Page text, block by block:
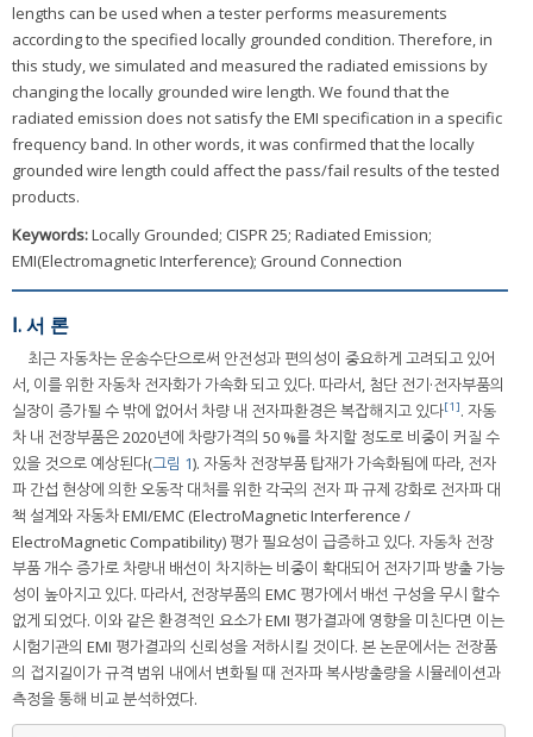
lengths can be used when a tester performs measurements
according to the specified locally grounded condition. Therefore, in
this study, we simulated and measured the radiated emissions by
changing the locally grounded wire length. We found that the
radiated emission does not satisfy the EMI specification in a specific
frequency band. In other words, it was confirmed that the locally
grounded wire length could affect the pass/fail results of the tested
products.
Keywords:Locally Grounded; CISPR 25; Radiated Emission;
EMI(Electromagnetic Interference); Ground Connection
Ⅰ. 서 론
최근 자동차는 운송수단으로써 안전성과 편의성이 중요하게 고려되고 있어
서, 이를 위한 자동차 전자화가 가속화 되고 있다. 따라서, 첨단 전기·전자부품의
실장이 증가될 수 밖에 없어서 차량 내 전자파환경은 복잡해지고 있다[1]. 자동
차 내 전장부품은 2020년에 차량가격의 50 %를 차지할 정도로 비중이 커질 수
있을 것으로 예상된다(그림 1). 자동차 전장부품 탑재가 가속화됨에 따라, 전자
파 간섭 현상에 의한 오동작 대처를 위한 각국의 전자 파 규제 강화로 전자파 대
책 설계와 자동차 EMI/EMC (ElectroMagnetic Interference /
ElectroMagnetic Compatibility) 평가 필요성이 급증하고 있다. 자동차 전장
부품 개수 증가로 차량내 배선이 차지하는 비중이 확대되어 전자기파 방출 가능
성이 높아지고 있다. 따라서, 전장부품의 EMC 평가에서 배선 구성을 무시 할수
없게 되었다. 이와 같은 환경적인 요소가 EMI 평가결과에 영향을 미친다면 이는
시험기관의 EMI 평가결과의 신뢰성을 저하시킬 것이다. 본 논문에서는 전장품
의 접지길이가 규격 범위 내에서 변화될 때 전자파 복사방출량을 시뮬레이션과
측정을 통해 비교 분석하였다.